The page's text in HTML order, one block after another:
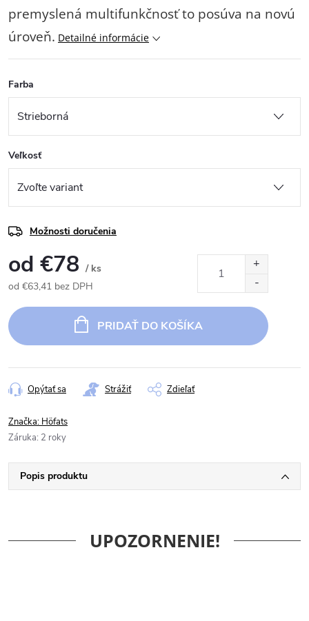
premyslená multifunkčnosť to posúva na novú
úroveň. Detailné informácie
Farba
Veľkosť
Možnosti doručenia
od €78 / ks
od €63,41 bez DPH
cena:
PRIDAŤ DO KOŠÍKA
Opýtať sa Strážiť Zdieľať
Značka: Höfats
Záruka: 2 roky
Popis produktu
UPOZORNENIE!